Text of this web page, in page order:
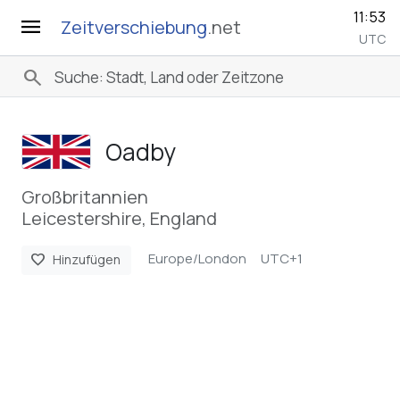
menu Zeitverschiebung.net 11:53
UTC
search
Oadby
Großbritannien
Leicestershire, England
favorite Hinzufügen Europe/London UTC+1